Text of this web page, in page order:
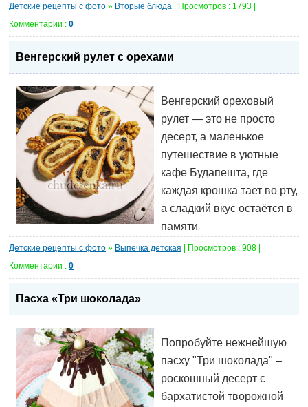
Детские рецепты с фото » Вторые блюда | Просмотров : 1793 |
Комментарии : 0
Венгерский рулет с орехами
Венгерский ореховый
рулет — это не просто
десерт, а маленькое
путешествие в уютные
кафе Будапешта, где
каждая крошка тает во рту,
а сладкий вкус остаётся в
памяти
Детские рецепты с фото » Выпечка детская | Просмотров : 908 |
Комментарии : 0
Пасха «Три шоколада»
Попробуйте нежнейшую
пасху "Три шоколада" –
роскошный десерт с
бархатистой творожной